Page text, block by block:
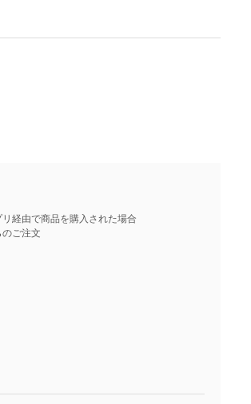
経由で商品を購入された場合
ご注文